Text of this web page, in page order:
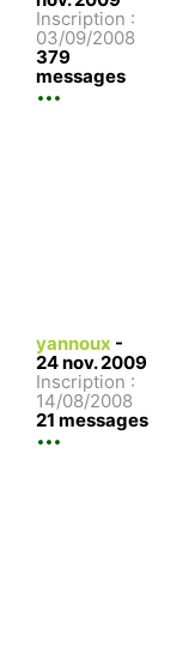
Inscription :
03/09/2008
379
messages
yannoux -
24 nov. 2009
Inscription :
14/08/2008
21 messages